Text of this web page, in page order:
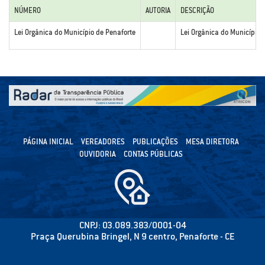
NÚMERO AUTORIA DESCRIÇÃO
Lei Orgânica do Município de Penaforte Lei Orgânica do Município
PÁGINA INICIAL VEREADORES PUBLICAÇÕES
MESA DIRETORA
OUVIDORIA
CONTAS PÚBLICAS
CNPJ: 03.089.383/0001-04
Praça Querubina Bringel, N 9 centro, Penaforte - CE